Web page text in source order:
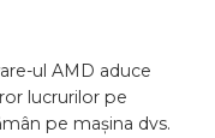
ul AMD aduce
lucrurilor pe
pe mașina dvs.